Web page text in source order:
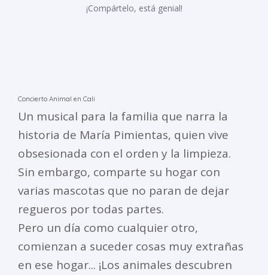
¡Compártelo, está genial!
Concierto Animal en Cali
Un musical para la familia que narra la
historia de María Pimientas, quien vive
obsesionada con el orden y la limpieza.
Sin embargo, comparte su hogar con
varias mascotas que no paran de dejar
regueros por todas partes.
Pero un día como cualquier otro,
comienzan a suceder cosas muy extrañas
en ese hogar... ¡Los animales descubren